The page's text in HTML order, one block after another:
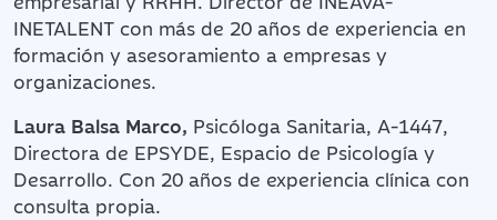
INETALENT con más de 20 años de experiencia en
formación y asesoramiento a empresas y
organizaciones.
Laura Balsa Marco, Psicóloga Sanitaria, A-1447,
Directora de EPSYDE, Espacio de Psicología y
Desarrollo. Con 20 años de experiencia clínica con
consulta propia.